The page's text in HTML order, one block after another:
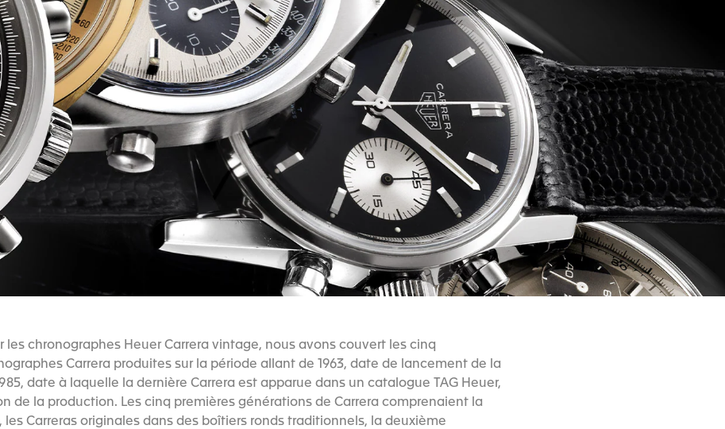
les chronographes Heuer Carrera vintage, nous avons couvert les cinq
Carrera produites sur la période allant de 1963, date de lancement de la
date à laquelle la dernière Carrera est apparue dans un catalogue TAG Heuer,
de la production. Les cinq premières générations de Carrera comprenaient la
Carreras originales dans des boîtiers ronds traditionnels, la deuxième